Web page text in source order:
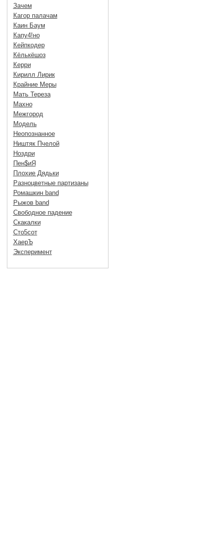
Зачем
Кагор палачам
Каин Баум
Капу4!но
Кейпкодер
Кёлькёшоз
Керри
Кирилл Лирик
Крайние Меры
Мать Тереза
Махно
Межгород
Модель
Неопознанное
Ништяк Пчелой
Ноздри
Пен$иЯ
Плохие Дядьки
Разноцветные партизаны
Ромашкин band
Рыжов band
Свободное падение
Скакалки
Сто5сот
ХаерЪ
Эксперимент